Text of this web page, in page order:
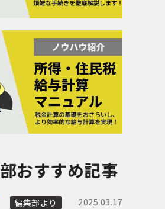
おすすめ記事
編集部より
2025.03.17